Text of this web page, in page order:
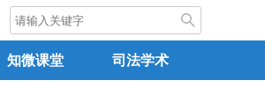
知微课堂 司法学术